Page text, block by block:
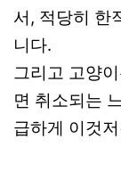
서, 적당히 한
니다.
그리고 고양
면 취소되는
급하게 이것